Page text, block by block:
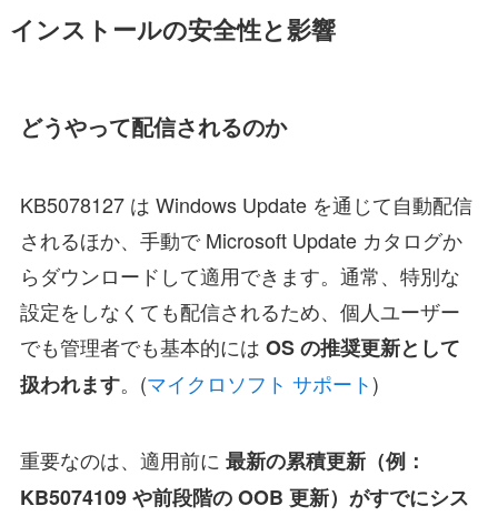
インストールの安全性と影響
どうやって配信されるのか
KB5078127 は Windows Update を通じて自動配信
されるほか、手動で Microsoft Update カタログか
らダウンロードして適用できます。通常、特別な
設定をしなくても配信されるため、個人ユーザー
でも管理者でも基本的には OS の推奨更新として
扱われます。(マイクロソフト サポート)
重要なのは、適用前に 最新の累積更新（例：
KB5074109 や前段階の OOB 更新）がすでにシス